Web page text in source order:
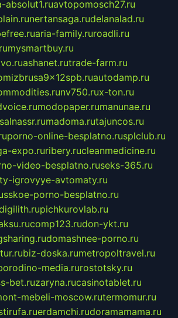
absolut1.ruavtopomosch27.ru
nertansaga.rudelanalad.ru
aria-family.ruroadli.ru
mysmartbuy.ru
ashanet.rutrade-farm.ru
autodamp.ru
nv750.rux-ton.ru
modopaper.rumanunae.ru
madoma.rutajuncos.ru
porno-online-besplatno.rusplclub.ru
expo.ruribery.rucleanmedicine.ru
video-besplatno.ruseks-365.ru
igrovyye-avtomaty.ru
porno-besplatno.ru
pichkurovlab.ru
comp123.rudon-ykt.ru
domashnee-porno.ru
biz-doska.rumetropoltravel.ru
media.rurostotsky.ru
bet.ruzaryna.rucasinotablet.ru
mebeli-moscow.rutermomur.ru
erdamchi.rudoramamama.ru